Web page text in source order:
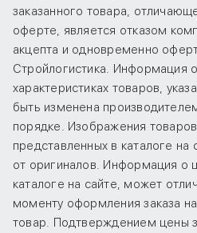
заказанного товара,
оферте, является отказом
акцепта и одновременно
Стройлогистика. Информация
характеристиках товаров,
быть изменена
порядке. Изображения
представленных в каталоге на
от оригиналов. Информация о
каталоге на сайте, может
моменту оформления заказа
товар. Подтверждением цены